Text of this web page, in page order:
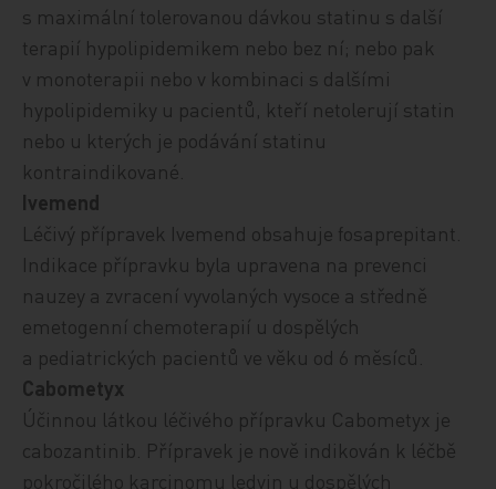
s maximální tolerovanou dávkou statinu s další
terapií hypolipidemikem nebo bez ní; nebo pak
v monoterapii nebo v kombinaci s dalšími
hypolipidemiky u pacientů, kteří netolerují statin
nebo u kterých je podávání statinu
kontraindikované.
Ivemend
Léčivý přípravek Ivemend obsahuje fosaprepitant.
Indikace přípravku byla upravena na prevenci
nauzey a zvracení vyvolaných vysoce a středně
emetogenní chemoterapií u dospělých
a pediatrických pacientů ve věku od 6 měsíců.
Cabometyx
Účinnou látkou léčivého přípravku Cabometyx je
cabozantinib. Přípravek je nově indikován k léčbě
pokročilého karcinomu ledvin u dospělých